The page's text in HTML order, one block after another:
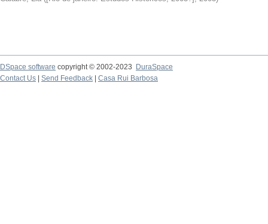
DSpace software copyright © 2002-2023
DuraSpace
Contact Us
Send Feedback Casa Rui Barbosa